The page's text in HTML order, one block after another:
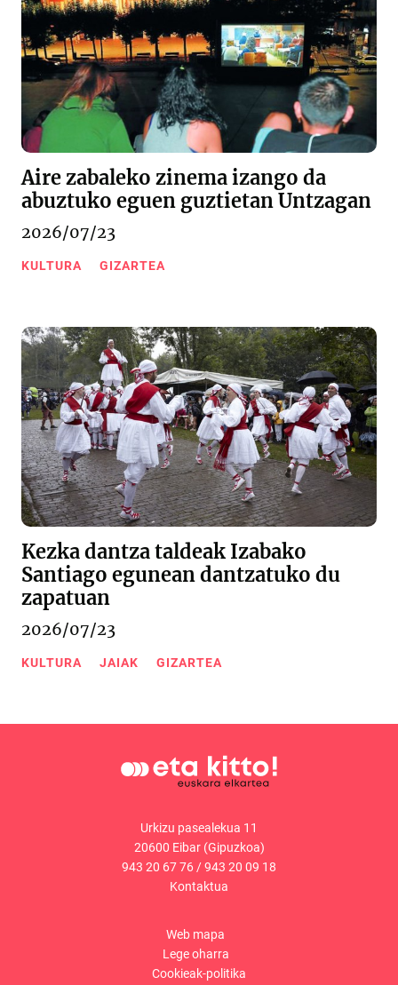
Aire zabaleko zinema izango da
abuztuko eguen guztietan Untzagan
2026/07/23
KULTURA GIZARTEA
Kezka dantza taldeak Izabako
Santiago egunean dantzatuko du
zapatuan
2026/07/23
KULTURA JAIAK GIZARTEA
Urkizu pasealekua 11
20600 Eibar (Gipuzkoa)
943 20 67 76/943 20 09 18
Kontaktua
Web mapa
Lege oharra
Cookieak-politika